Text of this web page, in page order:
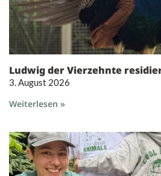
Ludwig der Vierzehnte
3. August 2026
Weiterlesen »